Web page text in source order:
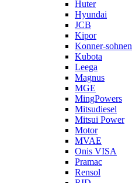
Huter
Hyundai
JCB
Kipor
Konner-sohnen
Kubota
Leega
Magnus
MGE
MingPowers
Mitsudiesel
Mitsui Power
Motor
MVAE
Onis VISA
Pramac
Rensol